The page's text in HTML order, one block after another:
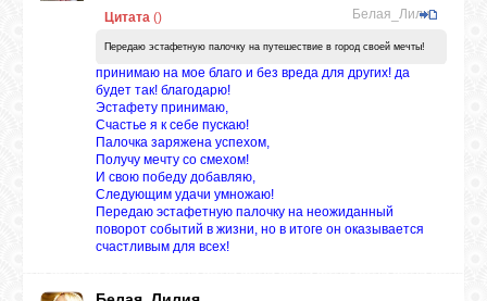
Цитата Белая_Лилия
()
Передаю эстафетную палочку на путешествие в город своей мечты!
принимаю на мое благо и без вреда для других! да
будет так! благодарю!
Эстафету принимаю,
Счастье я к себе пускаю!
Палочка заряжена успехом,
Получу мечту со смехом!
И свою победу добавляю,
Следующим удачи умножаю!
Передаю эстафетную палочку на неожиданный
поворот событий в жизни, но в итоге он оказывается
счастливым для всех!